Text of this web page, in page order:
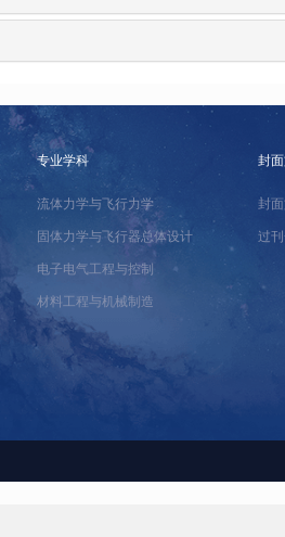
专业学科
流体力学与飞行力学
固体力学与飞行器总体设计
电子电气工程与控制
材料工程与机械制造
封
封
过